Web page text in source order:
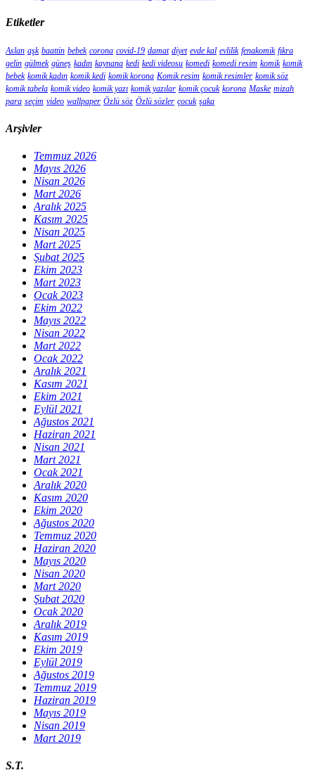
Etiketler
Aslan aşk baattin bebek corona covid-19 damat diyet evde kal evlilik fenakomik fıkra
gelin gülmek güneş kadın kaynana kedi kedi videosu komedi komedi resim komik komik
bebek komik kadın komik kedi komik korona Komik resim komik resimler komik söz
komik tabela komik video komik yazı komik yazılar komik çocuk korona Maske mizah
para seçim video wallpaper Özlü söz Özlü sözler çocuk şaka
Arşivler
Temmuz 2026
Mayıs 2026
Nisan 2026
Mart 2026
Aralık 2025
Kasım 2025
Nisan 2025
Mart 2025
Şubat 2025
Ekim 2023
Mart 2023
Ocak 2023
Ekim 2022
Mayıs 2022
Nisan 2022
Mart 2022
Ocak 2022
Aralık 2021
Kasım 2021
Ekim 2021
Eylül 2021
Ağustos 2021
Haziran 2021
Nisan 2021
Mart 2021
Ocak 2021
Aralık 2020
Kasım 2020
Ekim 2020
Ağustos 2020
Temmuz 2020
Haziran 2020
Mayıs 2020
Nisan 2020
Mart 2020
Şubat 2020
Ocak 2020
Aralık 2019
Kasım 2019
Ekim 2019
Eylül 2019
Ağustos 2019
Temmuz 2019
Haziran 2019
Mayıs 2019
Nisan 2019
Mart 2019
S.T.